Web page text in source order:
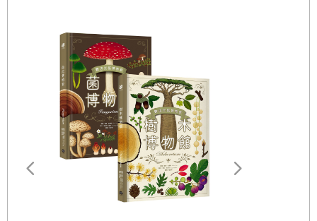
聰明自信的語文課代表司馬相如，寫出的〈子虛賦〉是漢賦
的代表之作，他的生平經歷也堪稱傳奇。
個性迥異的曹丕、曹植兄弟，一個是機敏果決的風紀股長，
一個是隨性率真的文學社社長，他們帶來了〈燕歌行〉〈洛
神賦〉等作品讓我們學習。
特立獨行的文藝團團員嵇康、阮籍、山濤、向秀、劉伶、阮
咸和王戎，被稱為竹林七賢。他們將帶你參加竹林文會，鑑